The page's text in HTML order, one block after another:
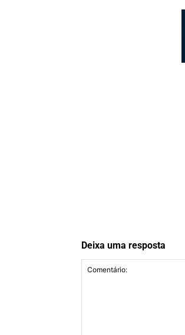
Deixa uma resposta